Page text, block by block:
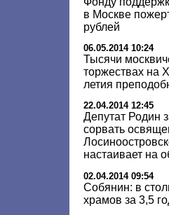
в Москве
рублей
06.05.2014 10:24
Тысячи
торжествах на
летия
22.04.2014 12:45
Депутат Родин
сорвать
настаивает на
02.04.2014 09:54
Собянин: в
храмов за 3,5